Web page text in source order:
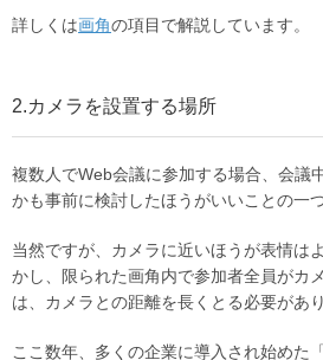
詳しくは画角の項目で解説しています。
2.カメラを設置する場所
複数人でWeb会議に参加する場合、会議
かも事前に検討したほうがいいことの一つ
当然ですが、カメラに近いほうが表情は
かし、限られた画角内で参加者全員がカ
は、カメラとの距離を長くとる必要があり
ここ数年、多くの企業に導入され始めた